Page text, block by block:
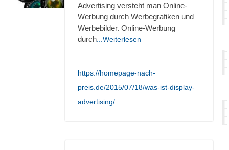
Advertising versteht man Online-
Werbung durch Werbegrafiken und
Werbebilder. Online-Werbung
durch ...Weiterlesen
https://homepage-nach-
preis.de/2015/07/18/was-ist-display-
advertising/